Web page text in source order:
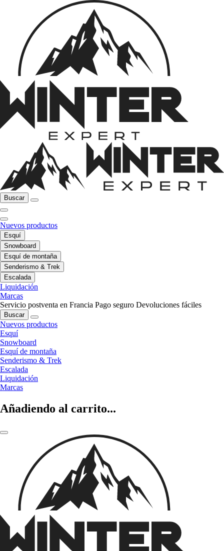
Buscar
Nuevos productos
Esquí
Snowboard
Esquí de montaña
Senderismo & Trek
Escalada
Liquidación
Marcas
Servicio postventa en Francia Pago seguro Devoluciones fáciles
Buscar
Nuevos productos
Esquí
Snowboard
Esquí de montaña
Senderismo & Trek
Escalada
Liquidación
Marcas
Añadiendo al carrito...